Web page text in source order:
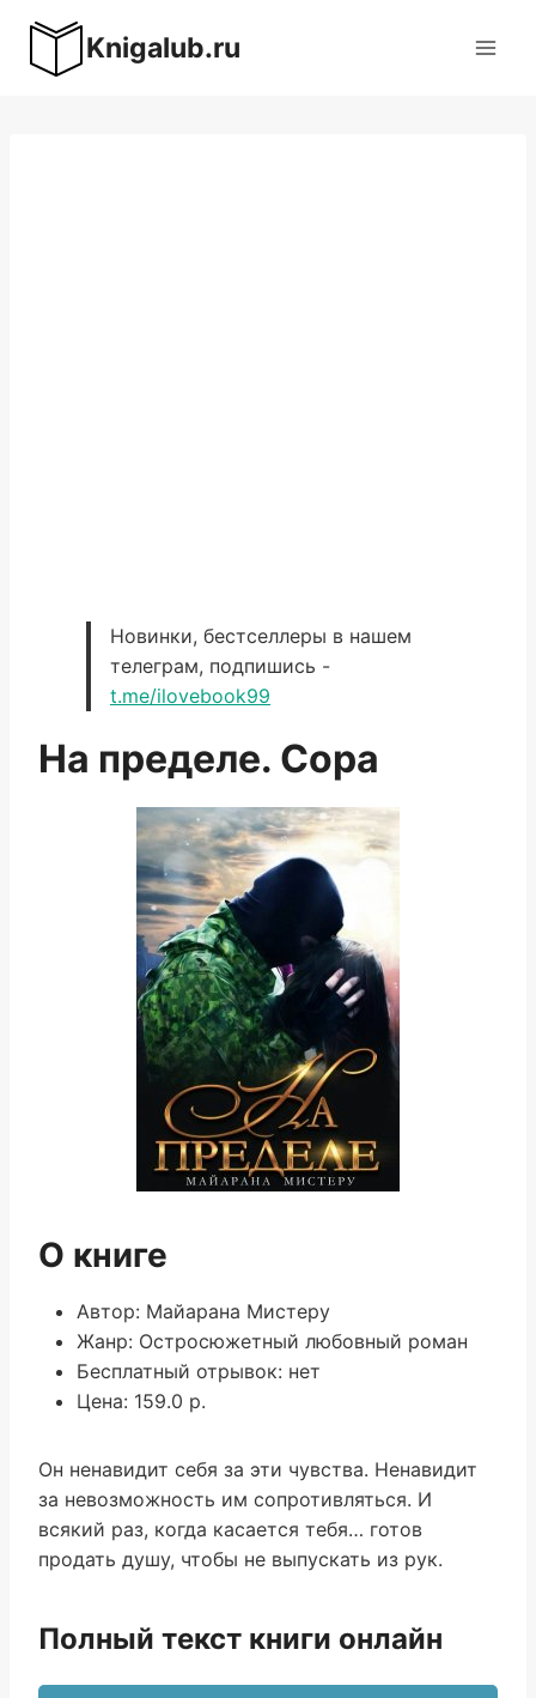
содержимому
Knigalub.ru
Новинки, бестселлеры в нашем
телеграм, подпишись -
t.me/ilovebook99
На пределе. Сора
О книге
Автор: Майарана Мистеру
Жанр: Остросюжетный любовный роман
Бесплатный отрывок: нет
Цена: 159.0 р.
Он ненавидит себя за эти чувства. Ненавидит
за невозможность им сопротивляться. И
всякий раз, когда касается тебя… готов
продать душу, чтобы не выпускать из рук.
Полный текст книги онлайн